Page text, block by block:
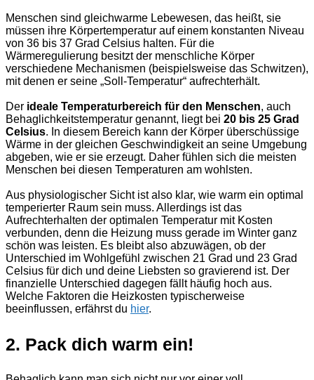
Menschen sind gleichwarme Lebewesen, das heißt, sie
müssen ihre Körpertemperatur auf einem konstanten Niveau
von 36 bis 37 Grad Celsius halten. Für die
Wärmeregulierung besitzt der menschliche Körper
verschiedene Mechanismen (beispielsweise das Schwitzen),
mit denen er seine „Soll-Temperatur“ aufrechterhält.
Der ideale Temperaturbereich für den Menschen, auch
Behaglichkeitstemperatur genannt, liegt bei 20 bis 25 Grad
Celsius. In diesem Bereich kann der Körper überschüssige
Wärme in der gleichen Geschwindigkeit an seine Umgebung
abgeben, wie er sie erzeugt. Daher fühlen sich die meisten
Menschen bei diesen Temperaturen am wohlsten.
Aus physiologischer Sicht ist also klar, wie warm ein optimal
temperierter Raum sein muss. Allerdings ist das
Aufrechterhalten der optimalen Temperatur mit Kosten
verbunden, denn die Heizung muss gerade im Winter ganz
schön was leisten. Es bleibt also abzuwägen, ob der
Unterschied im Wohlgefühl zwischen 21 Grad und 23 Grad
Celsius für dich und deine Liebsten so gravierend ist. Der
finanzielle Unterschied dagegen fällt häufig hoch aus.
Welche Faktoren die Heizkosten typischerweise
beeinflussen, erfährst du hier.
2. Pack dich warm ein!